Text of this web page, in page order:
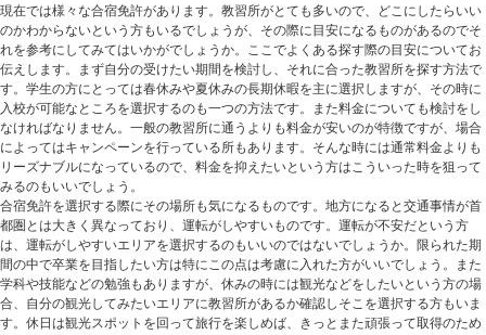
現在では様々な合宿免許があります。教習所がとても多いので、どこにしたらいい
のかわからないという方もいるでしょうが、その際に目安になるものがあるのでそ
れを参考にしてみてはいかがでしょうか。ここでよくある探す際の目安についてお
伝えします。まず自分の受けたい期間を検討し、それに合った教習所を探す方法で
す。学生の方にとっては春休みや夏休みの長期休暇を主に選択しますが、その時に
入校が可能なところを選択するのも一つの方法です。また料金についても検討をし
なければなりません。一般の教習所に通うよりも料金が安いのが特徴ですが、場合
によってはキャンペーンを行っている所もあります。そんな時には通常料金よりも
リーズナブルになっているので、料金を抑えたいという方はこういった時を狙って
みるのもいいでしょう。
合宿免許を選択する際にその場所も気になるものです。地方になると交通事情が首
都圏とは大きく異なっており、運転がしやすいものです。運転が不安だという方
は、運転がしやすいエリアを選択するのもいいのではないでしょうか。限られた期
間の中で卒業を目指したい方は特にこの点は考慮に入れた方がいいでしょう。また
学科や技能などの勉強もありますが、休みの時には観光などをしたいという方の場
合、自分の観光してみたいエリアに教習所があるか確認しそこを選択する方もいま
す。休日は観光スポットを回って旅行を楽しめば、きっとまた頑張って取得のため